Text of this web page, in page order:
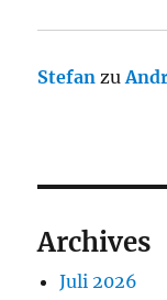
Stefan zu
Archives
Juli 2026